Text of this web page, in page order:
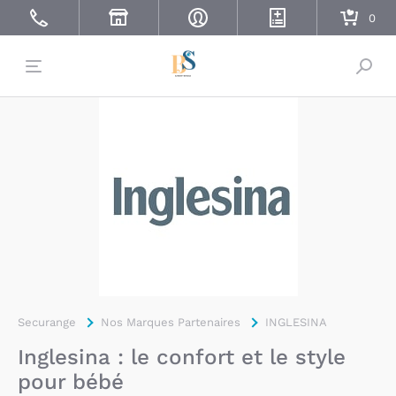
Securange Nos Marques Partenaires INGLESINA
Inglesina : le confort et le style
pour bébé